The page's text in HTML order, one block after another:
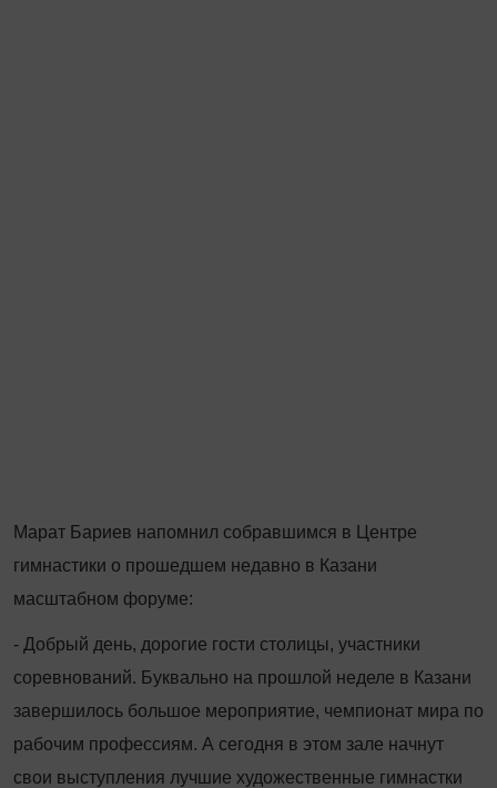
Марат Бариев напомнил собравшимся в Центре
гимнастики о прошедшем недавно в Казани
масштабном форуме:
- Добрый день, дорогие гости столицы, участники
соревнований. Буквально на прошлой неделе в Казани
завершилось большое мероприятие, чемпионат мира по
рабочим профессиям. А сегодня в этом зале начнут
свои выступления лучшие художественные гимнастки